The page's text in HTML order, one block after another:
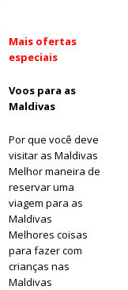
Mais ofertas
especiais
Voos para as
Maldivas
Por que você deve
visitar as Maldivas
Melhor maneira de
reservar uma
viagem para as
Maldivas
Melhores coisas
para fazer com
crianças nas
Maldivas